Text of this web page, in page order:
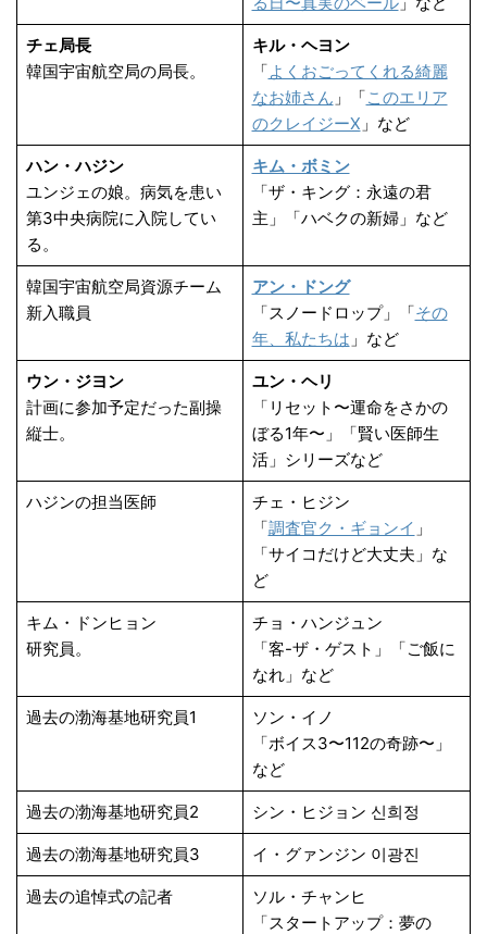
チェ局長
韓国宇宙航空局の局長。
キル・ヘヨン
「よくおごってくれる綺麗
なお姉さん 」「このエリア
のクレイジーX 」など
ハン・ハジン
ユンジェの娘。病気を患い
第3中央病院に入院してい
る。
キム・ボミン
「ザ・キング：永遠の君
主」「ハベクの新婦」など
韓国宇宙航空局資源チーム
新入職員
アン・ドング
「スノードロップ」「その
年、私たちは 」など
ウン・ジヨン
計画に参加予定だった副操
縦士。
ユン・ヘリ
「リセット〜運命をさかの
ぼる1年〜」「賢い医師生
活」シリーズなど
ハジンの担当医師
チェ・ヒジン
「調査官ク・ギョンイ 」
「サイコだけど大丈夫」な
ど
キム・ドンヒョン
研究員。
チョ・ハンジュン
「客-ザ・ゲスト」「ご飯に
なれ」など
過去の渤海基地研究員1
ソン・イノ
「ボイス3〜112の奇跡〜」
など
過去の渤海基地研究員2 シン・ヒジョン 신희정
過去の渤海基地研究員3 イ・グァンジン 이광진
過去の追悼式の記者
ソル・チャンヒ
「スタートアップ：夢の